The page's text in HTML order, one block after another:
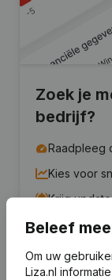
Zoek je
bedrijf?
Raadpleeg
Kies voor
Krijg
Probeer
7 dagen gratis
Beleef
Om uw
Liza.nl